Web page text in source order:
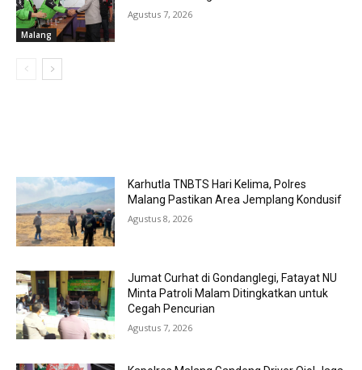
Malang
Agustus 7, 2026
Karhutla TNBTS Hari Kelima, Polres
Malang Pastikan Area Jemplang Kondusif
Agustus 8, 2026
Jumat Curhat di Gondanglegi, Fatayat NU
Minta Patroli Malam Ditingkatkan untuk
Cegah Pencurian
Agustus 7, 2026